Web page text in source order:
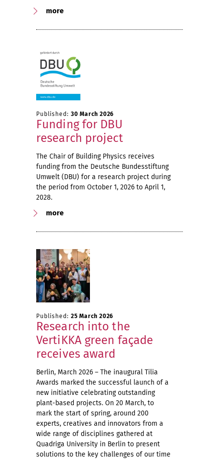
more
Published: 30 March 2026
Funding for DBU
research project
The Chair of Building Physics receives
funding from the Deutsche Bundesstiftung
Umwelt (DBU) for a research project during
the period from October 1, 2026 to April 1,
2028.
more
Published: 25 March 2026
Research into the
VertiKKA green façade
receives award
Berlin, March 2026 – The inaugural Tilia
Awards marked the successful launch of a
new initiative celebrating outstanding
plant-based projects. On 20 March, to
mark the start of spring, around 200
experts, creatives and innovators from a
wide range of disciplines gathered at
Quadriga University in Berlin to present
solutions to the key challenges of our time